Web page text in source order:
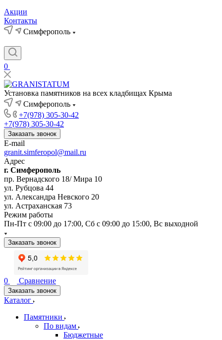
Акции
Контакты
Симферополь
0
Установка памятников на всех кладбищах Крыма
Симферополь
+7(978) 305-30-42
+7(978) 305-30-42
Заказать звонок
E-mail
granit.simferopol@mail.ru
Адрес
г. Симферополь
пр. Вернадского 18/ Мира 10
ул. Рубцова 44
ул. Александра Невского 20
ул. Астраханская 73
Режим работы
Пн-Пт с 09:00 до 17:00, Сб с 09:00 до 15:00, Вс выходной
Заказать звонок
0 Сравнение
Заказать звонок
Каталог
Памятники
По видам
Бюджетные